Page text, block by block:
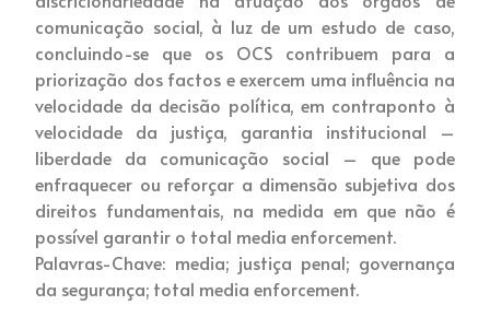
comunicação social, à luz de um estudo de caso,
concluindo-se que os OCS contribuem para a
priorização dos factos e exercem uma influência na
velocidade da decisão política, em contraponto à
velocidade da justiça, garantia institucional –
liberdade da comunicação social – que pode
enfraquecer ou reforçar a dimensão subjetiva dos
direitos fundamentais, na medida em que não é
possível garantir o total media enforcement.
Palavras-Chave: media; justiça penal; governança
da segurança; total media enforcement.